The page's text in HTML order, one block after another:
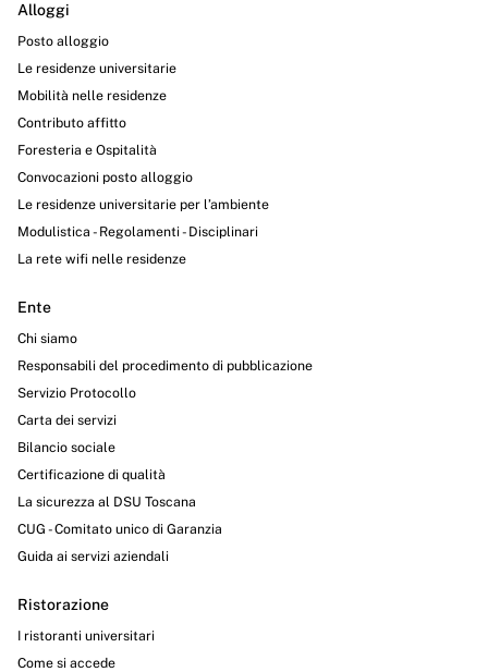
Alloggi
Posto alloggio
Le residenze universitarie
Mobilità nelle residenze
Contributo affitto
Foresteria e Ospitalità
Convocazioni posto alloggio
Le residenze universitarie per l’ambiente
Modulistica - Regolamenti - Disciplinari
La rete wifi nelle residenze
Ente
Chi siamo
Responsabili del procedimento di pubblicazione
Servizio Protocollo
Carta dei servizi
Bilancio sociale
Certificazione di qualità
La sicurezza al DSU Toscana
CUG - Comitato unico di Garanzia
Guida ai servizi aziendali
Ristorazione
I ristoranti universitari
Come si accede